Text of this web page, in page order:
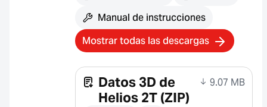
Manual de instrucciones
Mostrar todas las descargas
Datos 3D de
Helios 2T (ZIP)
9.07 MB